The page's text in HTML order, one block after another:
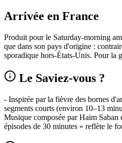
Arrivée en France
Produit pour le Saturday‑morning
que dans son pays d'origine :
sporadique hors‑États‑Unis. Pour
Le Saviez-vous ?
- Inspirée par la fièvre des bornes
segments courts (environ 10–13
Musique composée par Haim
épisodes de 30 minutes » reflète le